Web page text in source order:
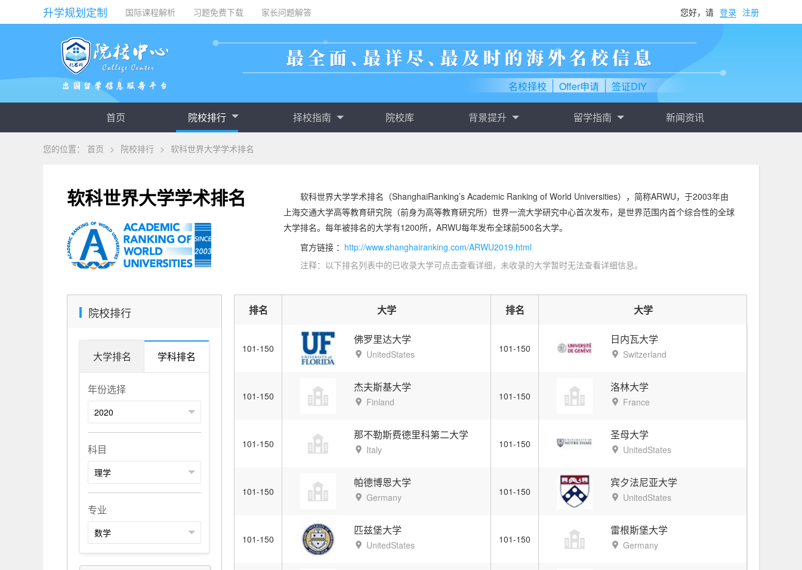
升学规划定制 国际课程解析 习题免费下载 家长问题解答 您好，请 登录 注册
名校择校 Offer申请 签证DIY
首页 院校排行 择校指南 院校库 背景提升 留学指南 新闻资讯
您的位置： 首页 > 院校排行 > 软科世界大学学术排名
软科世界大学学术排名
软科世界大学学术排名（ShanghaiRanking’s Academic Ranking of World Universities），简称ARWU，于2003年由
上海交通大学高等教育研究院（前身为高等教育研究所）世界一流大学研究中心首次发布，是世界范围内首个综合性的全球
大学排名。每年被排名的大学有1200所，ARWU每年发布全球前500名大学。
官方链接 ： http://www.shanghairanking.com/ARWU2019.html
注释：以下排名列表中的已收录大学可点击查看详细，未收录的大学暂时无法查看详细信息。
院校排行
大学排名 学科排名
年份选择
科目
专业
排名 大学 排名 大学
101-150
佛罗里达大学
UnitedStates 101-150
日内瓦大学
Switzerland
101-150
杰夫斯基大学
Finland 101-150
洛林大学
France
101-150
那不勒斯费德里科第二大学
Italy 101-150
圣母大学
UnitedStates
101-150
帕德博恩大学
Germany 101-150
宾夕法尼亚大学
UnitedStates
101-150
匹兹堡大学
UnitedStates 101-150
雷根斯堡大学
Germany